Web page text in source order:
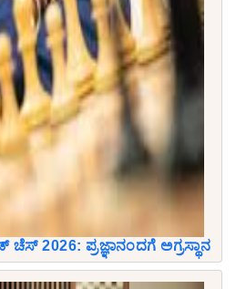
2026: ಪ್ರಜ್ಞಾನಂದಗೆ ಅಗ್ರಸ್ಥಾನ